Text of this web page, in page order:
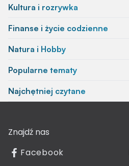
Kultura i rozrywka
Finanse i życie codzienne
Natura i Hobby
Popularne tematy
Najchętniej czytane
Znajdź nas
Facebook